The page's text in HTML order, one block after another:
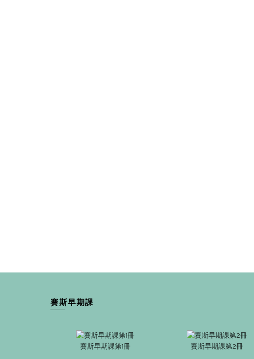
賽斯早期課
賽斯早期課第1冊 賽斯早期課第2冊